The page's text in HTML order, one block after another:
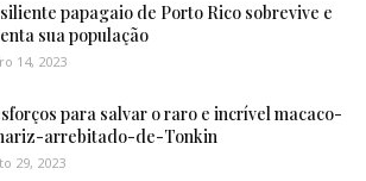
papagaio de Porto Rico sobrevive e
sua população
14, 2023
para salvar o raro e incrível macaco-
arrebitado-de-Tonkin
29, 2023